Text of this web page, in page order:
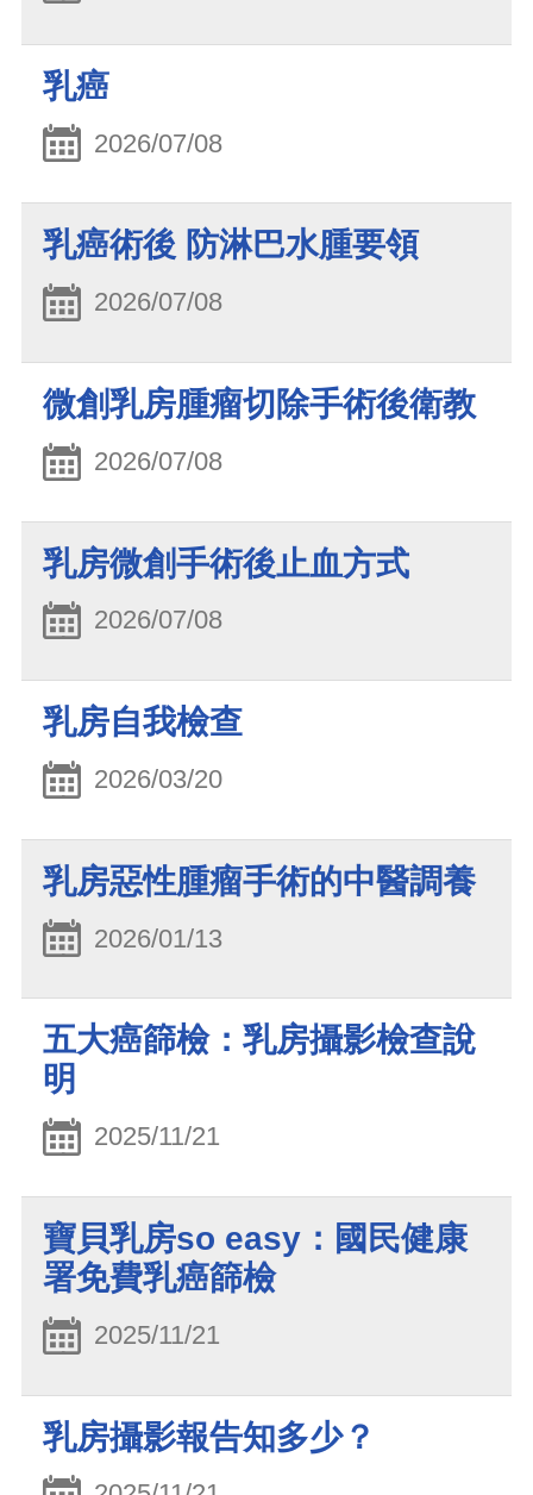
乳癌
2026/07/08
乳癌術後 防淋巴水腫要領
2026/07/08
微創乳房腫瘤切除手術後衛教
2026/07/08
乳房微創手術後止血方式
2026/07/08
乳房自我檢查
2026/03/20
乳房惡性腫瘤手術的中醫調養
2026/01/13
五大癌篩檢：乳房攝影檢查說
明
2025/11/21
寶貝乳房so easy：國民健康
署免費乳癌篩檢
2025/11/21
乳房攝影報告知多少？